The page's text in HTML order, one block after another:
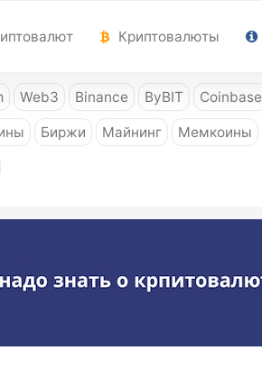
Криптовалюты
Web3 Binance ByBIT Coinbase
Биржи Майнинг Мемкоины